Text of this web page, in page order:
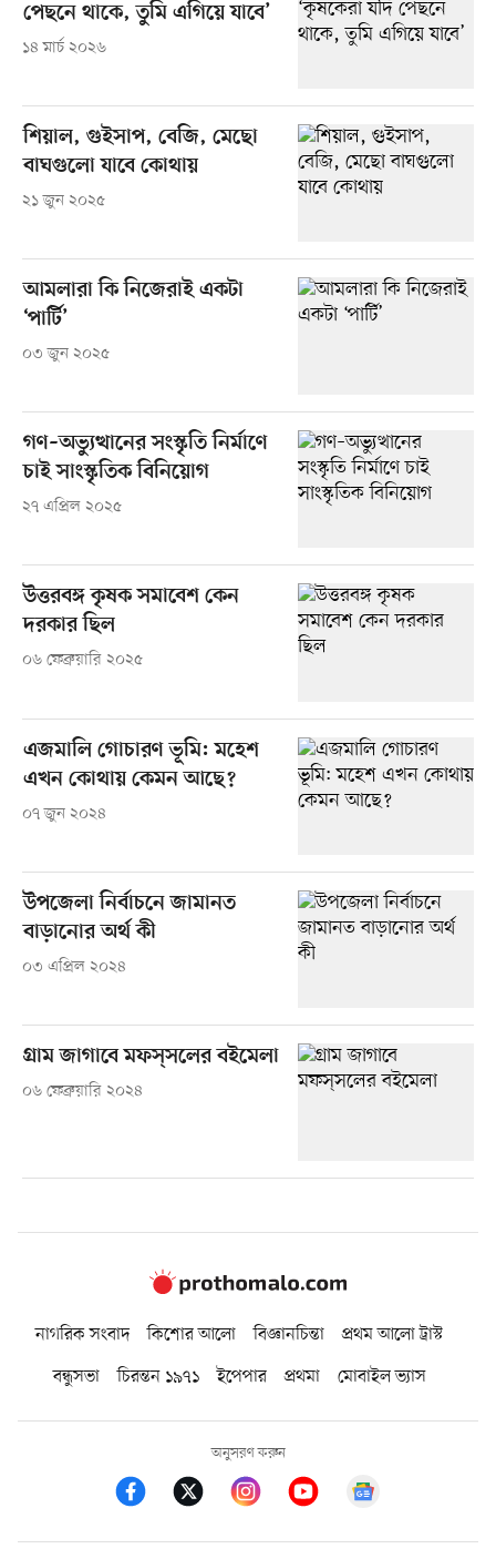
পেছনে থাকে, তুমি এগিয়ে যাবে’
১৪ মার্চ ২০২৬
শিয়াল, গুইসাপ, বেজি, মেছো
বাঘগুলো যাবে কোথায়
২১ জুন ২০২৫
আমলারা কি নিজেরাই একটা
‘পার্টি’
০৩ জুন ২০২৫
গণ–অভ্যুত্থানের সংস্কৃতি নির্মাণে
চাই সাংস্কৃতিক বিনিয়োগ
২৭ এপ্রিল ২০২৫
উত্তরবঙ্গ কৃষক সমাবেশ কেন
দরকার ছিল
০৬ ফেব্রুয়ারি ২০২৫
এজমালি গোচারণ ভূমি: মহেশ
এখন কোথায় কেমন আছে?
০৭ জুন ২০২৪
উপজেলা নির্বাচনে জামানত
বাড়ানোর অর্থ কী
০৩ এপ্রিল ২০২৪
গ্রাম জাগাবে মফস্‌সলের বইমেলা
০৬ ফেব্রুয়ারি ২০২৪
নাগরিক সংবাদ কিশোর আলো বিজ্ঞানচিন্তা
প্রথম আলো ট্রাস্ট
বন্ধুসভা
চিরন্তন ১৯৭১ ইপেপার প্রথমা মোবাইল ভ্যাস
অনুসরণ করুন